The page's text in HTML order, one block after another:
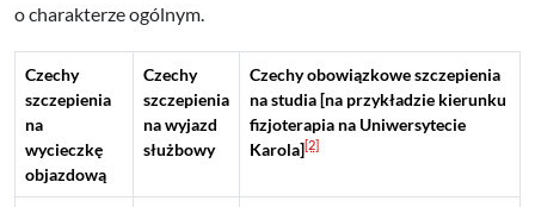
o charakterze ogólnym.
Czechy
szczepienia
na
wycieczkę
objazdową
Czechy
szczepienia
na wyjazd
służbowy
Czechy obowiązkowe szczepienia
na studia [na przykładzie kierunku
fizjoterapia na Uniwersytecie
Karola][2]